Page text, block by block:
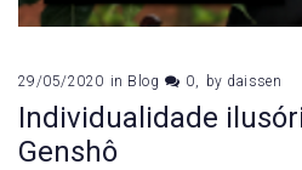
29/05/2020 in Blog 0 by daissen
Individualidade
Genshô